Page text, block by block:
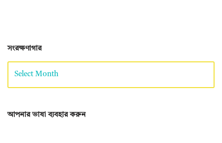
সংরক্ষণাগার
আপনার ভাষা ব্যবহার করুন